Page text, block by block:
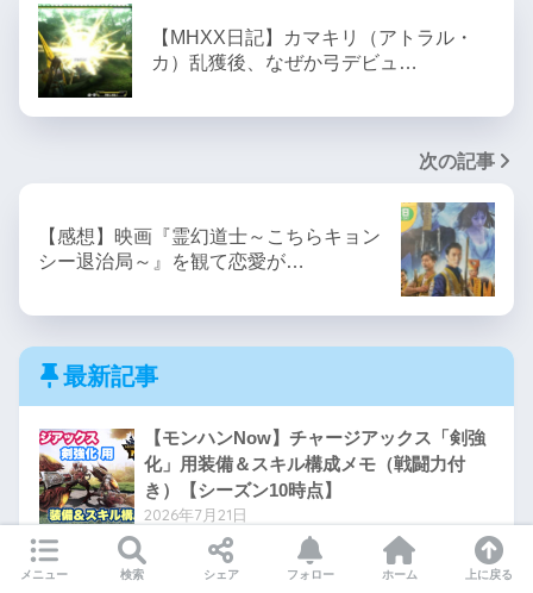
【MHXX日記】カマキリ（アトラル・
カ）乱獲後、なぜか弓デビュ…
次の記事
【感想】映画『霊幻道士～こちらキョン
シー退治局～』を観て恋愛が…
最新記事
【モンハンNow】チャージアックス「剣強
化」用装備＆スキル構成メモ（戦闘力付
き）【シーズン10時点】
2026年7月21日
【モンハンNow日記】チャアク｜次元臨界
メニュー 検索 シェア フォロー ホーム 上に戻る